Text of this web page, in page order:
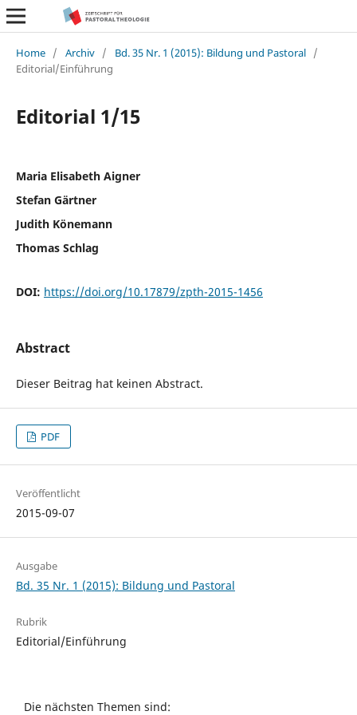
Home / Archiv / Bd. 35 Nr. 1 (2015): Bildung und Pastoral /
Editorial/Einführung
Editorial 1/15
Maria Elisabeth Aigner
Stefan Gärtner
Judith Könemann
Thomas Schlag
DOI: https://doi.org/10.17879/zpth-2015-1456
Abstract
Dieser Beitrag hat keinen Abstract.
PDF
Veröffentlicht
2015-09-07
Ausgabe
Bd. 35 Nr. 1 (2015): Bildung und Pastoral
Rubrik
Editorial/Einführung
Die nächsten Themen sind: